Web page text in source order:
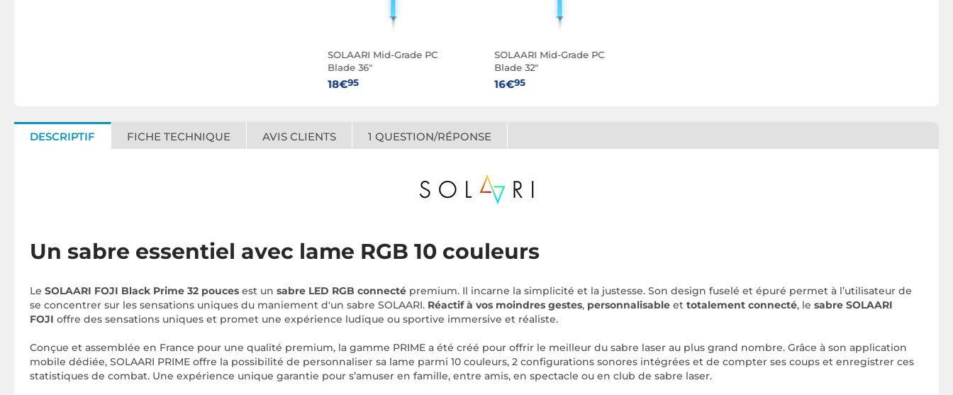
SOLAARI Mid-Grade PC
Blade 36"
18€95
SOLAARI Mid-Grade PC
Blade 32"
16€95
DESCRIPTIF FICHE TECHNIQUE AVIS CLIENTS 1 QUESTION/RÉPONSE
Un sabre essentiel avec lame RGB 10 couleurs
Le SOLAARI FOJI Black Prime 32 pouces est un sabre LED RGB connecté premium. Il incarne la simplicité et la justesse. Son design fuselé et épuré permet à l’utilisateur de
se concentrer sur les sensations uniques du maniement d'un sabre SOLAARI. Réactif à vos moindres gestes, personnalisable et totalement connecté, le sabre SOLAARI
FOJI offre des sensations uniques et promet une expérience ludique ou sportive immersive et réaliste.
Conçue et assemblée en France pour une qualité premium, la gamme PRIME a été créé pour offrir le meilleur du sabre laser au plus grand nombre. Grâce à son application
mobile dédiée, SOLAARI PRIME offre la possibilité de personnaliser sa lame parmi 10 couleurs, 2 configurations sonores intégrées et de compter ses coups et enregistrer ces
statistiques de combat. Une expérience unique garantie pour s’amuser en famille, entre amis, en spectacle ou en club de sabre laser.